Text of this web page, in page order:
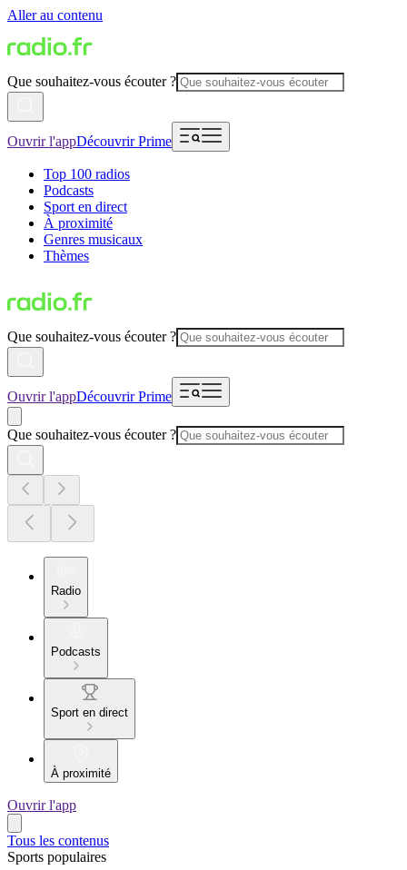
Aller au contenu
Que souhaitez-vous écouter ?
Ouvrir l'appDécouvrir Prime
Top 100 radios
Podcasts
Sport en direct
À proximité
Genres musicaux
Thèmes
Que souhaitez-vous écouter ?
Ouvrir l'appDécouvrir Prime
Que souhaitez-vous écouter ?
Radio
Podcasts
Sport en direct
À proximité
Ouvrir l'app
Tous les contenus
Sports populaires